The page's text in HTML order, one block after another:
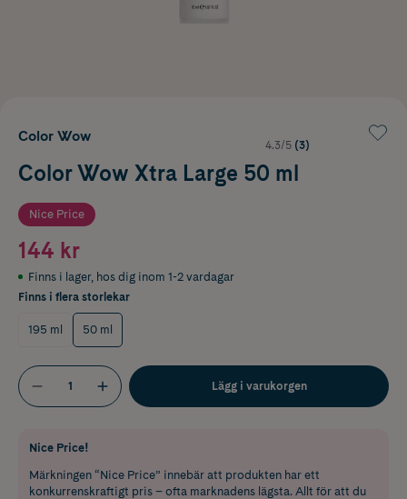
Color Wow
4.3/5 (3)
Color Wow Xtra Large 50 ml
Nice Price
144 kr
Finns i lager, hos dig inom 1-2 vardagar
Finns i flera storlekar
195 ml 50 ml
Lägg i varukorgen
Nice Price!
Märkningen “Nice Price” innebär att produkten har ett
konkurrenskraftigt pris – ofta marknadens lägsta. Allt för att du